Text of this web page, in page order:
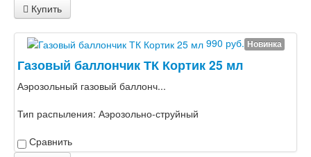
Купить
990 руб. Новинка
Газовый баллончик ТК Кортик 25 мл
Аэрозольный газовый баллонч...
Тип распыления: Аэрозольно-струйный
Сравнить